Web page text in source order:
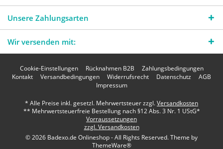
Unsere Zahlungsarten
Wir versenden mit:
Cookie-Einstellungen Rücknahmen B2B
Zahlungsbedingungen
Kontakt
Versandbedingungen Widerrufsrecht Datenschutz
AGB
Impressum
* Alle Preise inkl. gesetzl. Mehrwertsteuer zzgl.Versandkosten
** Mehrwertsteuerfreie Bestellung nach §12 Abs. 3 Nr. 1 UStG*
Vorraussetzungen
zzgl. Versandkosten
© 2026 Badexo.de Onlineshop - All Rights Reserved. Theme by
ThemeWare®